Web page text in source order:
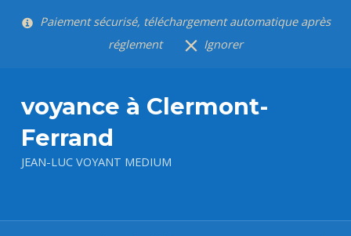
Paiement sécurisé, téléchargement automatique après
réglement
Ignorer
voyance à Clermont-
Ferrand
JEAN-LUC VOYANT MEDIUM